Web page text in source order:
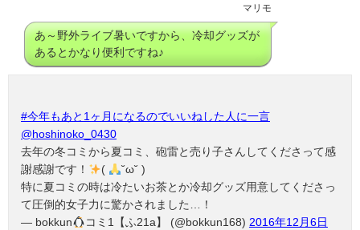
マリモ
あ～野外ライブ暑いですから、冷却グッズが
あるとかなり便利ですね♪
#今年もあと1ヶ月になるのでいいねした人に一言
@hoshinoko_0430
去年の冬コミから夏コミ、砲雷と売り子さんしてくださって感
謝感謝です！
(
˘ω˘ )
特に夏コミの時は冷たいお茶とか冷却グッズ用意してくださっ
て圧倒的女子力に驚かされました…！
— bokkun
コミ1【ふ21a】 (@bokkun168) 2016年12月6日